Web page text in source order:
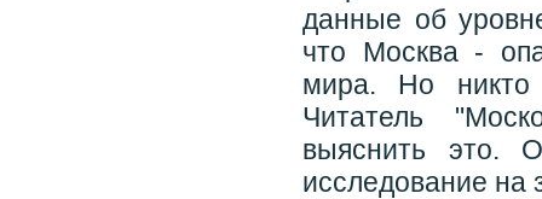
данные об
что Москва -
мира. Но никто
Читатель
выяснить это.
исследование на